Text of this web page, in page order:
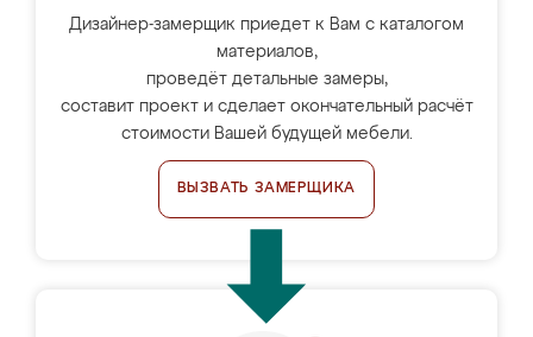
Дизайнер-замерщик приедет к Вам с каталогом
материалов,
проведёт детальные замеры,
составит проект и сделает окончательный расчёт
стоимости Вашей будущей мебели.
ВЫЗВАТЬ ЗАМЕРЩИКА